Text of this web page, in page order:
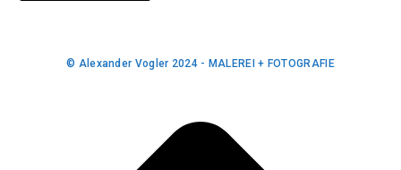
© Alexander Vogler 2024 - MALEREI + FOTOGRAFIE